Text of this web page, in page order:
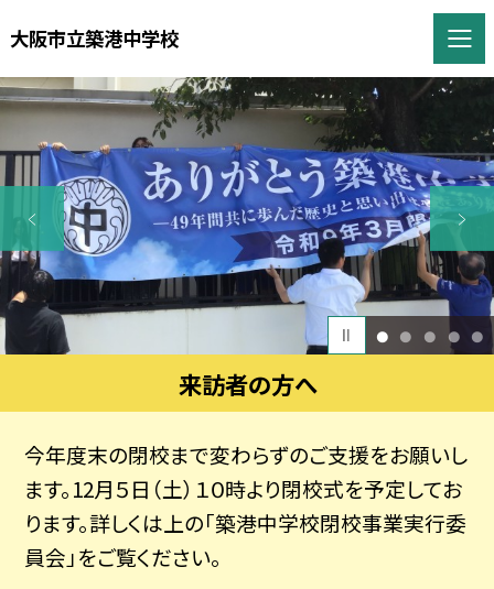
大阪市立築港中学校
1 2 3 4 5
来訪者の方へ
今年度末の閉校まで変わらずのご支援をお願いし
ます。12月５日（土）１０時より閉校式を予定してお
ります。詳しくは上の「築港中学校閉校事業実行委
員会」をご覧ください。